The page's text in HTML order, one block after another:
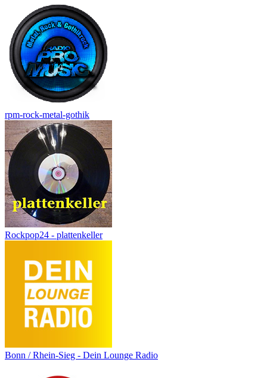
rpm-rock-metal-gothik
Rockpop24 - plattenkeller
Bonn / Rhein-Sieg - Dein Lounge Radio